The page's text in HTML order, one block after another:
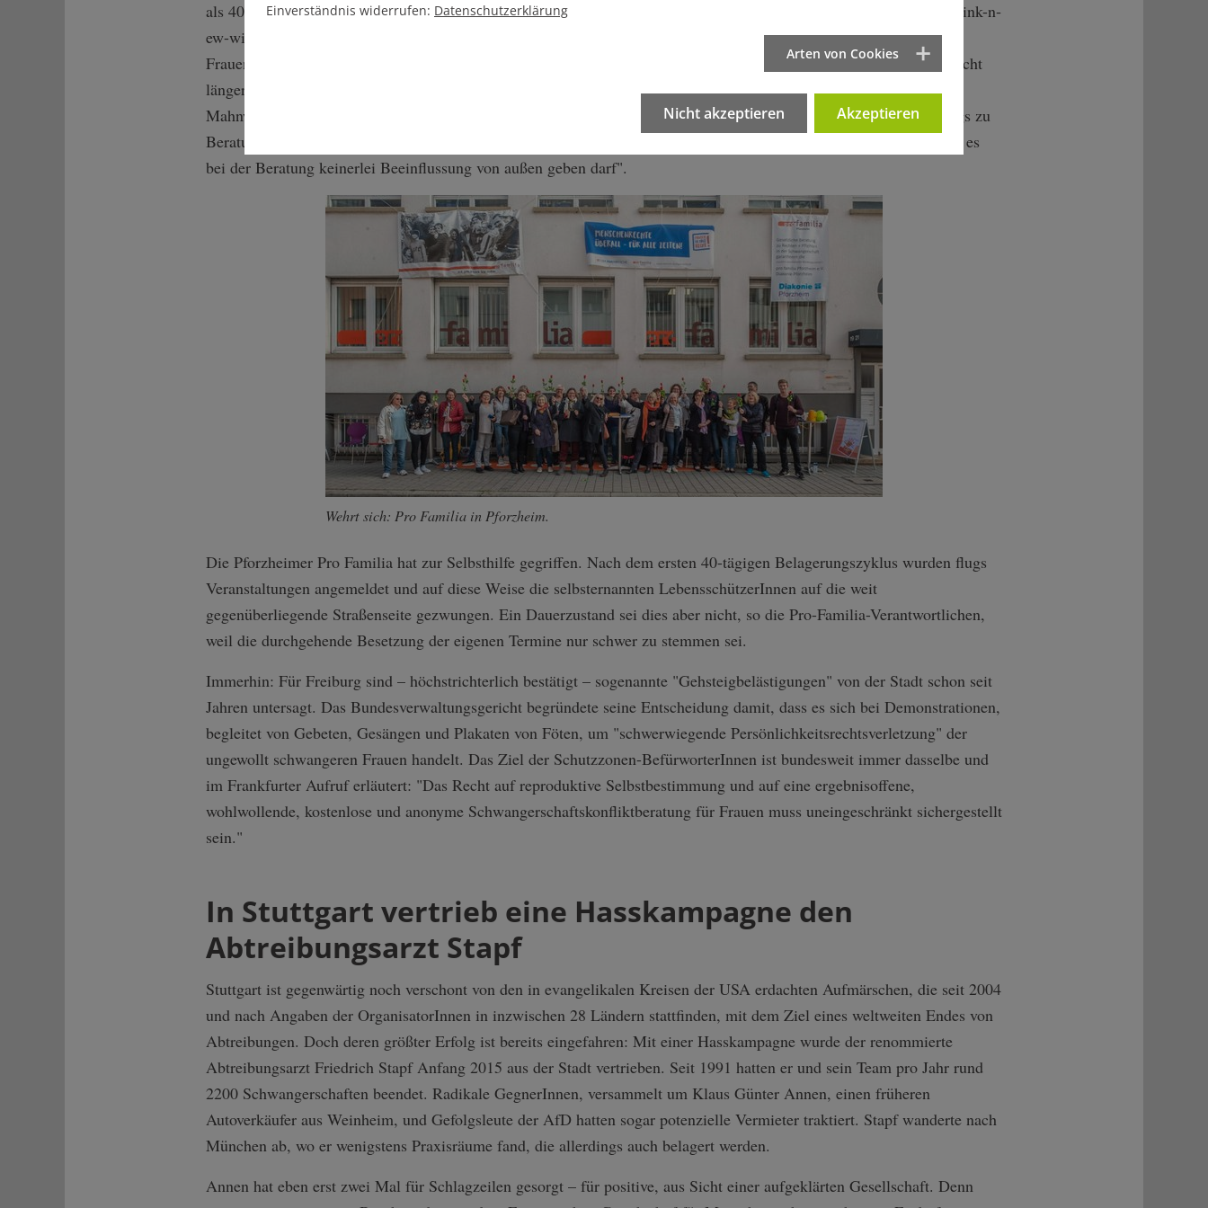
als 40 Organisationen gegenüber. Schon im März wurde ein <link https: frauenrechteffm.de aufruf _blank external-link-n­
ew-window>Aufru­f des Bündnisses Frankfurt für Frauenrechte formuliert: "Im fünfzigsten Jahr der Zweiten
Frauenbewegung, die in Frankfurt ihre Wurzeln hat, wollen wir dem Treiben dieser rechtspopulistischen Gruppen nicht
länger zusehen." Vor allem eine Erwartung ist unmissverständlich. Rechtsgüter müssten "erneut abgewogen und
Mahnwachen auf Plätze verwiesen werden, von denen aus es zu keinerlei Beeinträchtigungen des anonymen Zugangs zu
Beratungseinrichtungen mehr kommen kann". Denn das Schwangeren-Beratungsgesetz sehe "ausdrücklich vor, dass es
bei der Beratung keinerlei Beeinflussung von außen geben darf".
Wehrt sich: Pro Familia in Pforzheim.
Die Pforzheimer Pro Familia hat zur Selbsthilfe gegriffen. Nach dem ersten 40-tägigen Belagerungszyklus wurden flugs
Veranstaltungen angemeldet und auf diese Weise die selbsternannten LebensschützerInnen auf die weit
gegenüberliegende Straßenseite gezwungen. Ein Dauerzustand sei dies aber nicht, so die Pro-Familia-Verantwortlichen,
weil die durchgehende Besetzung der eigenen Termine nur schwer zu stemmen sei.
Immerhin: Für Freiburg sind – höchstrichterlich bestätigt – sogenannte "Gehsteigbelästigungen" von der Stadt schon seit
Jahren untersagt. Das Bundesverwaltungsgericht begründete seine Entscheidung damit, dass es sich bei Demonstrationen,
begleitet von Gebeten, Gesängen und Plakaten von Föten, um "schwerwiegende Persönlichkeits­rechtsverletzun­g" der
ungewollt schwangeren Frauen handelt. Das Ziel der Schutzzonen-BefürworterInnen ist bundesweit immer dasselbe und
im Frankfurter Aufruf erläutert: "Das Recht auf reproduktive Selbstbestimmung und auf eine ergebnisoffene,
wohlwollende, kostenlose und anonyme Schwangerschaft­skonfliktberatu­ng für Frauen muss uneingeschränkt sichergestellt
sein."
In Stuttgart vertrieb eine Hasskampagne den
Abtreibungsarzt Stapf
Stuttgart ist gegenwärtig noch verschont von den in evangelikalen Kreisen der USA erdachten Aufmärschen, die seit 2004
und nach Angaben der OrganisatorInnen in inzwischen 28 Ländern stattfinden, mit dem Ziel eines weltweiten Endes von
Abtreibungen. Doch deren größter Erfolg ist bereits eingefahren: Mit einer Hasskampagne wurde der renommierte
Abtreibungsarzt Friedrich Stapf Anfang 2015 aus der Stadt vertrieben. Seit 1991 hatten er und sein Team pro Jahr rund
2200 Schwangerschaften beendet. Radikale GegnerInnen, versammelt um Klaus Günter Annen, einen früheren
Autoverkäufer aus Weinheim, und Gefolgsleute der AfD hatten sogar potenzielle Vermieter traktiert. Stapf wanderte nach
München ab, wo er wenigstens Praxisräume fand, die allerdings auch belagert werden.
Annen hat eben erst zwei Mal für Schlagzeilen gesorgt – für positive, aus Sicht einer aufgeklärten Gesellschaft. Denn
Einverständnis widerrufen: Datenschutzerklärung
Arten von Cookies
Nicht akzeptieren Akzeptieren